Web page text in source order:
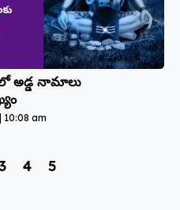
అడ్డ నామాలు
10:08 am
4 5